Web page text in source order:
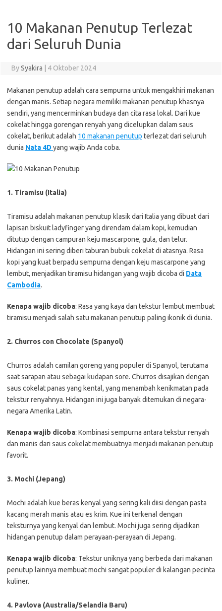
10 Makanan Penutup Terlezat
dari Seluruh Dunia
BySyakira 4 Oktober 2024
Makanan penutup adalah cara sempurna untuk mengakhiri makanan
dengan manis. Setiap negara memiliki makanan penutup khasnya
sendiri, yang mencerminkan budaya dan cita rasa lokal. Dari kue
cokelat hingga gorengan renyah yang dicelupkan dalam saus
cokelat, berikut adalah 10 makanan penutup terlezat dari seluruh
dunia Nata 4D yang wajib Anda coba.
1. Tiramisu (Italia)
Tiramisu adalah makanan penutup klasik dari Italia yang dibuat dari
lapisan biskuit ladyfinger yang direndam dalam kopi, kemudian
ditutup dengan campuran keju mascarpone, gula, dan telur.
Hidangan ini sering diberi taburan bubuk cokelat di atasnya. Rasa
kopi yang kuat berpadu sempurna dengan keju mascarpone yang
lembut, menjadikan tiramisu hidangan yang wajib dicoba di Data
Cambodia.
Kenapa wajib dicoba: Rasa yang kaya dan tekstur lembut membuat
tiramisu menjadi salah satu makanan penutup paling ikonik di dunia.
2. Churros con Chocolate (Spanyol)
Churros adalah camilan goreng yang populer di Spanyol, terutama
saat sarapan atau sebagai kudapan sore. Churros disajikan dengan
saus cokelat panas yang kental, yang menambah kenikmatan pada
tekstur renyahnya. Hidangan ini juga banyak ditemukan di negara-
negara Amerika Latin.
Kenapa wajib dicoba: Kombinasi sempurna antara tekstur renyah
dan manis dari saus cokelat membuatnya menjadi makanan penutup
favorit.
3. Mochi (Jepang)
Mochi adalah kue beras kenyal yang sering kali diisi dengan pasta
kacang merah manis atau es krim. Kue ini terkenal dengan
teksturnya yang kenyal dan lembut. Mochi juga sering dijadikan
hidangan penutup dalam perayaan-perayaan di Jepang.
Kenapa wajib dicoba: Tekstur uniknya yang berbeda dari makanan
penutup lainnya membuat mochi sangat populer di kalangan pecinta
kuliner.
4. Pavlova (Australia/Selandia Baru)